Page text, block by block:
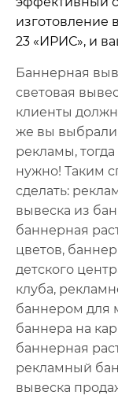
23 «ИРИС», и
Баннерная
световая
клиенты
же вы
рекламы,
нужно! Таким
сделать:
вывеска из
баннерная
цветов,
детского
клуба,
баннером для
баннера на
баннерная
рекламный
вывеска